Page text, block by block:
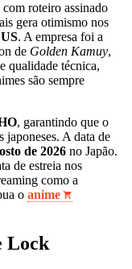
com roteiro assinado
gera otimismo nos
. A empresa foi a
de Golden Kamuy,
qualidade técnica,
são sempre
, garantindo que o
japoneses. A data de
de 2026 no Japão.
de estreia nos
como a
o anime
Lock